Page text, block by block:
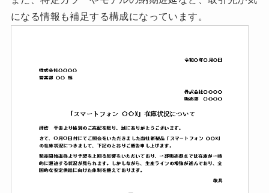
になる情報も補足する構成になっています。